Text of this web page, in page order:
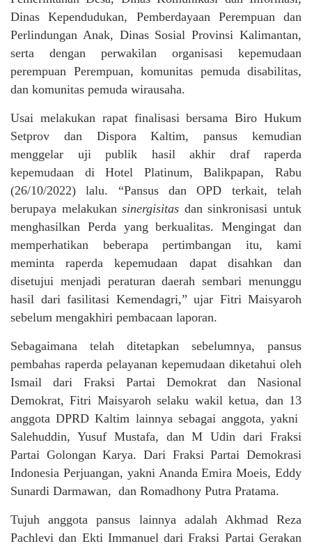
Dinas Kependudukan, Pemberdayaan Perempuan dan
Perlindungan Anak, Dinas Sosial Provinsi Kalimantan,
serta dengan perwakilan organisasi kepemudaan
perempuan Perempuan, komunitas pemuda disabilitas,
dan komunitas pemuda wirausaha.
Usai melakukan rapat finalisasi bersama Biro Hukum
Setprov dan Dispora Kaltim, pansus kemudian
menggelar uji publik hasil akhir draf raperda
kepemudaan di Hotel Platinum, Balikpapan, Rabu
(26/10/2022) lalu. “Pansus dan OPD terkait, telah
berupaya melakukansinergisitas dan sinkronisasi untuk
menghasilkan Perda yang berkualitas. Mengingat dan
memperhatikan beberapa pertimbangan itu, kami
meminta raperda kepemudaan dapat disahkan dan
disetujui menjadi peraturan daerah sembari menunggu
hasil dari fasilitasi Kemendagri,” ujar Fitri Maisyaroh
sebelum mengakhiri pembacaan laporan.
Sebagaimana telah ditetapkan sebelumnya, pansus
pembahas raperda pelayanan kepemudaan diketahui oleh
Ismail dari Fraksi Partai Demokrat dan Nasional
Demokrat, Fitri Maisyaroh selaku wakil ketua, dan 13
anggota DPRD Kaltim lainnya sebagai anggota, yakni
Salehuddin, Yusuf Mustafa, dan M Udin dari Fraksi
Partai Golongan Karya. Dari Fraksi Partai Demokrasi
Indonesia Perjuangan, yakni Ananda Emira Moeis, Eddy
Sunardi Darmawan, dan Romadhony Putra Pratama.
Tujuh anggota pansus lainnya adalah Akhmad Reza
Pachlevi dan Ekti Immanuel dari Fraksi Partai Gerakan